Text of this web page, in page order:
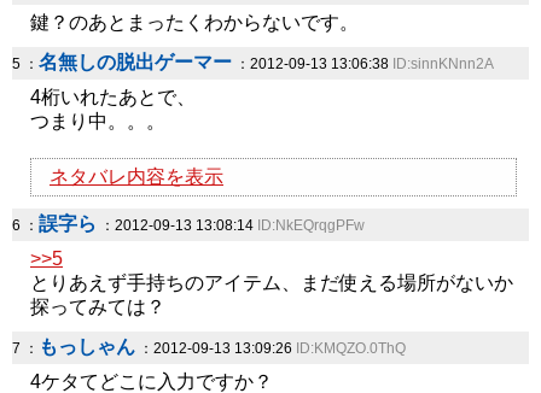
鍵？のあとまったくわからないです。
5 ： 名無しの脱出ゲーマー ：2012-09-13 13:06:38 ID:sinnKNnn2A
4桁いれたあとで、
つまり中。。。
ネタバレ内容を表示
6 ： 誤字ら ：2012-09-13 13:08:14 ID:NkEQrqgPFw
>>5
とりあえず手持ちのアイテム、まだ使える場所がないか
探ってみては？
7 ： もっしゃん ：2012-09-13 13:09:26 ID:KMQZO.0ThQ
4ケタてどこに入力ですか？